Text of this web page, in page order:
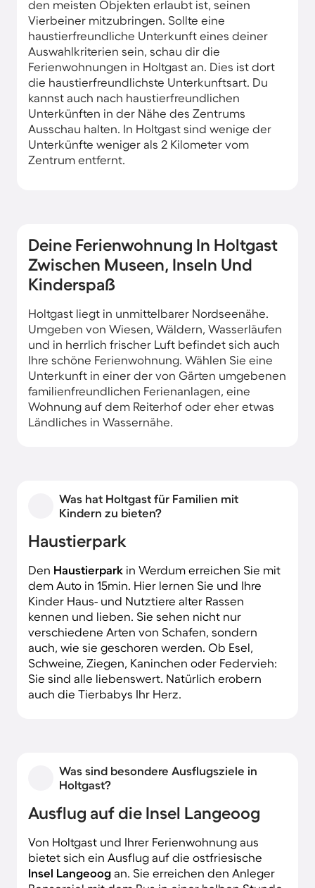
den meisten Objekten erlaubt ist, seinen
Vierbeiner mitzubringen. Sollte eine
haustierfreundliche Unterkunft eines deiner
Auswahlkriterien sein, schau dir die
Ferienwohnungen in Holtgast an. Dies ist dort
die haustierfreundlichste Unterkunftsart. Du
kannst auch nach haustierfreundlichen
Unterkünften in der Nähe des Zentrums
Ausschau halten. In Holtgast sind wenige der
Unterkünfte weniger als 2 Kilometer vom
Zentrum entfernt.
Deine Ferienwohnung In Holtgast
Zwischen Museen, Inseln Und
Kinderspaß
Holtgast liegt in unmittelbarer Nordseenähe.
Umgeben von Wiesen, Wäldern, Wasserläufen
und in herrlich frischer Luft befindet sich auch
Ihre schöne Ferienwohnung. Wählen Sie eine
Unterkunft in einer der von Gärten umgebenen
familienfreundlichen Ferienanlagen, eine
Wohnung auf dem Reiterhof oder eher etwas
Ländliches in Wassernähe.
Was hat Holtgast für Familien mit
Kindern zu bieten?
Haustierpark
Den Haustierpark in Werdum erreichen Sie mit
dem Auto in 15min. Hier lernen Sie und Ihre
Kinder Haus- und Nutztiere alter Rassen
kennen und lieben. Sie sehen nicht nur
verschiedene Arten von Schafen, sondern
auch, wie sie geschoren werden. Ob Esel,
Schweine, Ziegen, Kaninchen oder Federvieh:
Sie sind alle liebenswert. Natürlich erobern
auch die Tierbabys Ihr Herz.
Was sind besondere Ausflugsziele in
Holtgast?
Ausflug auf die Insel Langeoog
Von Holtgast und Ihrer Ferienwohnung aus
bietet sich ein Ausflug auf die ostfriesische
Insel Langeoog an. Sie erreichen den Anleger